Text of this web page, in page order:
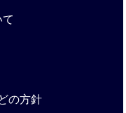
の方針